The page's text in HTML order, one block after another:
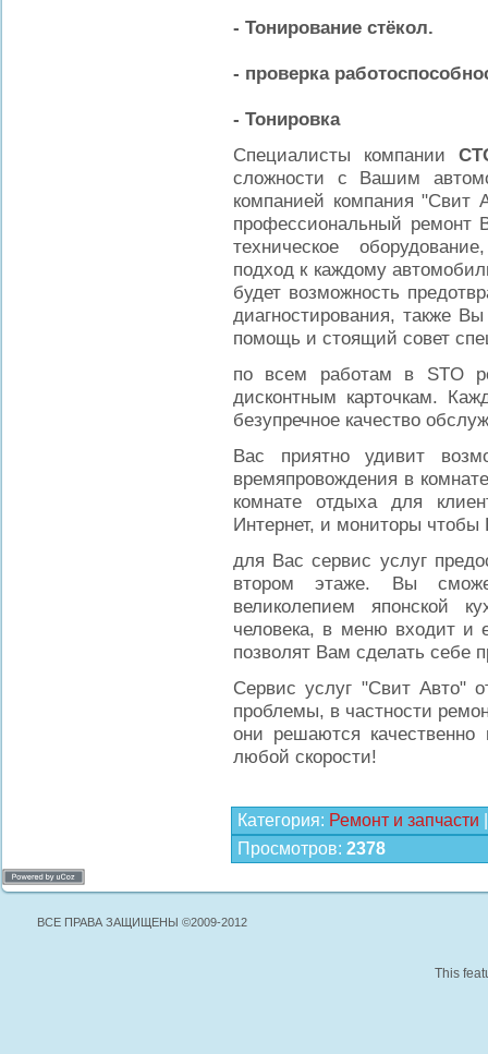
- Тонирование стёкол.
- проверка
- Тонировка
Специалисты компании
сложности с Вашим
компанией компания "Свит
профессиональный ремонт
техническое
подход к каждому
будет возможность
диагностирования, также
помощь и стоящий совет
по всем работам в STO
дисконтным карточкам.
безупречное качество
Вас приятно удивит
времяпровождения в
комнате отдыха для
Интернет, и мониторы
для Вас сервис услуг
втором этаже. Вы
великолепием японской
человека, в меню входит и
позволят Вам сделать себе
Сервис услуг "Свит Авто"
проблемы, в частности
они решаются
любой скорости!
Категория: Ремонт и запчасти
Просмотров: 2378
ВСЕ ПРАВА ЗАЩИЩЕНЫ ©2009-2012
This